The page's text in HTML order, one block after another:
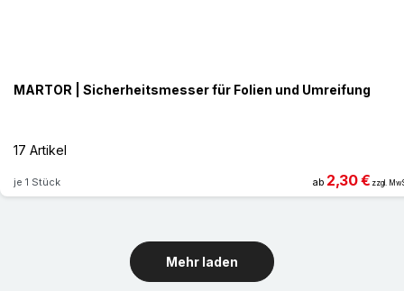
MARTOR | Sicherheitsmesser für Folien und Umreifung
17 Artikel
je 1 Stück ab 2,30 € zzgl.
Mehr laden